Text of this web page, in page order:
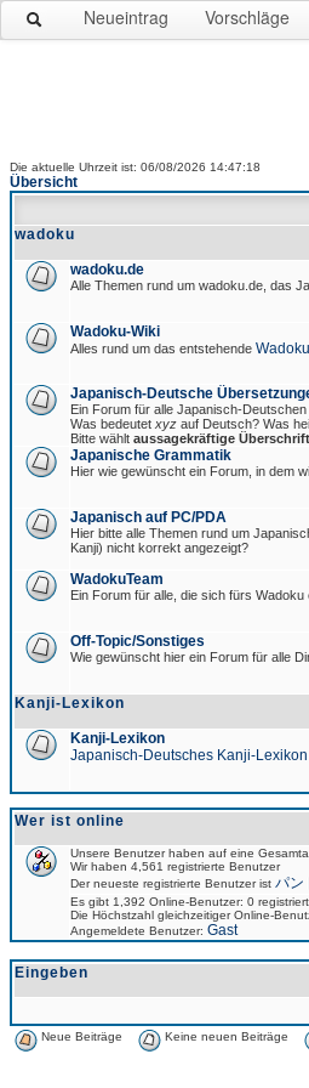
Neueintrag Vorschläge
Die aktuelle Uhrzeit ist: 06/08/2026 14:47:18
Übersicht
wadoku
wadoku.de
Alle Themen rund um wadoku.de, das
Wadoku-Wiki
Alles rund um das entstehende
Japanisch-Deutsche
Ein Forum für alle Japanisch-
Was bedeutet xyz auf Deutsch? Was
Bitte wählt aussagekräftige
Japanische Grammatik
Hier wie gewünscht ein Forum, in dem
Japanisch auf PC/PDA
Hier bitte alle Themen rund um
Kanji) nicht korrekt angezeigt?
WadokuTeam
Ein Forum für alle, die sich fürs
Off-Topic/Sonstiges
Wie gewünscht hier ein Forum für alle
Kanji-Lexikon
Kanji-Lexikon
Japanisch-Deutsches Kanji-Lexikon
Wer ist online
Unsere Benutzer haben auf eine
Wir haben 4,561 registrierte Benutzer
Der neueste registrierte Benutzer ist パン
Es gibt 1,392 Online-Benutzer: 0
Die Höchstzahl gleichzeitiger Online-
Angemeldete Benutzer: Gast
Eingeben
Neue Beiträge Keine neuen Beiträge